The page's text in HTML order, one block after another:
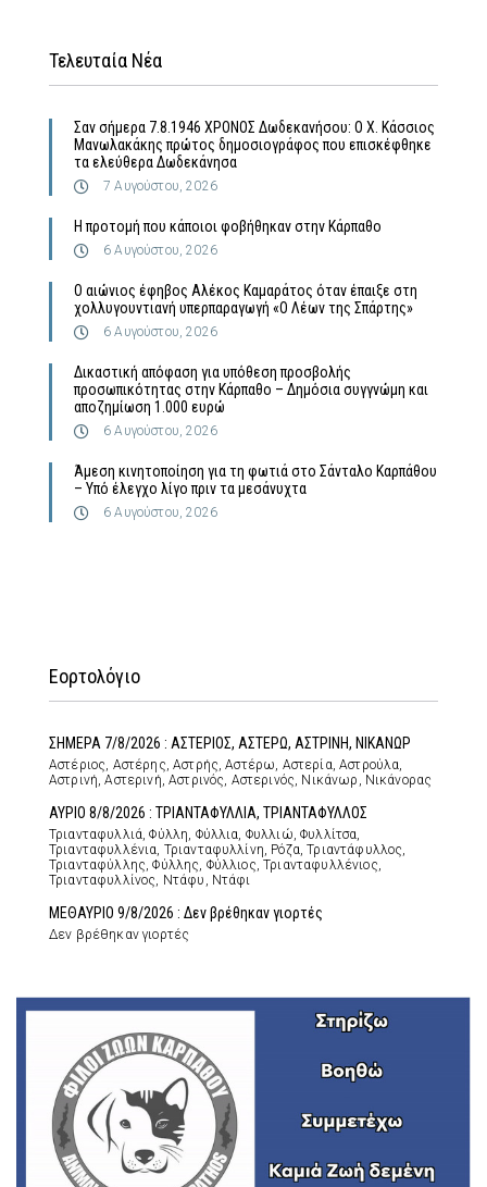
Τελευταία Νέα
Σαν σήμερα 7.8.1946 ΧΡΟΝΟΣ Δωδεκανήσου: Ο Χ. Κάσσιος
Μανωλακάκης πρώτος δημοσιογράφος που επισκέφθηκε
τα ελεύθερα Δωδεκάνησα
7 Αυγούστου, 2026
Η προτομή που κάποιοι φοβήθηκαν στην Κάρπαθο
6 Αυγούστου, 2026
Ο αιώνιος έφηβος Αλέκος Καμαράτος όταν έπαιξε στη
χολλυγουντιανή υπερπαραγωγή «Ο Λέων της Σπάρτης»
6 Αυγούστου, 2026
Δικαστική απόφαση για υπόθεση προσβολής
προσωπικότητας στην Κάρπαθο – Δημόσια συγγνώμη και
αποζημίωση 1.000 ευρώ
6 Αυγούστου, 2026
Άμεση κινητοποίηση για τη φωτιά στο Σάνταλο Καρπάθου
– Υπό έλεγχο λίγο πριν τα μεσάνυχτα
6 Αυγούστου, 2026
Εορτολόγιο
ΣΗΜΕΡΑ 7/8/2026 : ΑΣΤΕΡΙΟΣ, ΑΣΤΕΡΩ, ΑΣΤΡΙΝΗ, ΝΙΚΑΝΩΡ
Αστέριος, Αστέρης, Αστρής, Αστέρω, Αστερία, Αστρούλα,
Αστρινή, Αστερινή, Αστρινός, Αστερινός, Νικάνωρ, Νικάνορας
ΑΥΡΙΟ 8/8/2026 : ΤΡΙΑΝΤΑΦΥΛΛΙΑ, ΤΡΙΑΝΤΑΦΥΛΛΟΣ
Τριανταφυλλιά, Φύλλη, Φύλλια, Φυλλιώ, Φυλλίτσα,
Τριανταφυλλένια, Τριανταφυλλίνη, Ρόζα, Τριαντάφυλλος,
Τριανταφύλλης, Φύλλης, Φύλλιος, Τριανταφυλλένιος,
Τριανταφυλλίνος, Ντάφυ, Ντάφι
ΜΕΘΑΥΡΙΟ 9/8/2026 : Δεν βρέθηκαν γιορτές
Δεν βρέθηκαν γιορτές